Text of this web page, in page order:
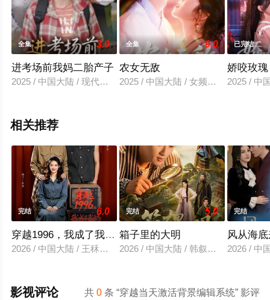
全集 3.0
进考场前我妈二胎产子
2025 / 中国大陆 / 现代都市
全集 9.0
农女无敌
2025 / 中国大陆 / 女频恋爱
已完结
娇咬玫瑰
2025 / 中
相关推荐
完结 6.0
穿越1996，我成了我妈男闺蜜
2026 / 中国大陆 / 王秝乔＆杨了＆上官筠杰
完结 5.0
箱子里的大明
2026 / 中国大陆 / 韩叙＆柳颖＆郭晓
完结
风从海
2026 / 中
共0 条 “穿越当天激活背景编辑系统” 影评
影视评论